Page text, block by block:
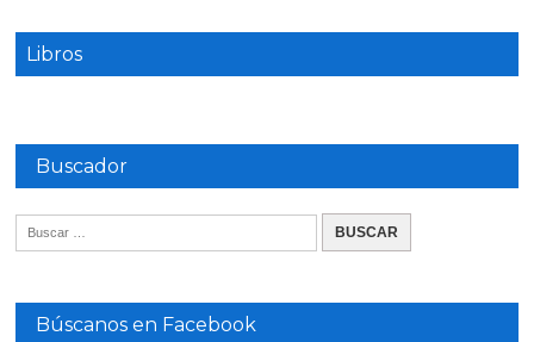
Libros
Buscador
Búscanos en Facebook